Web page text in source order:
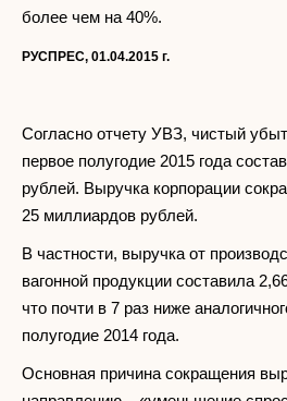
более чем на 40%.
РУСПРЕС, 01.04.2015 г.
Согласно отчету УВЗ, чистый
первое полугодие 2015 года
рублей. Выручка корпорации
25 миллиардов рублей.
В частности, выручка от
вагонной продукции составила
что почти в 7 раз ниже
полугодие 2014 года.
Основная причина сокращения